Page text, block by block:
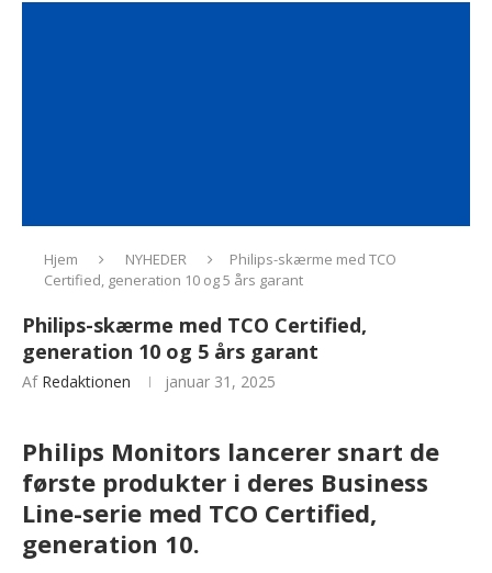
Hjem NYHEDER
Philips-skærme med TCO
Certified, generation 10 og 5 års garant
Philips-skærme med TCO Certified,
generation 10 og 5 års garant
Af Redaktionen januar 31, 2025
Philips Monitors lancerer snart de
første produkter i deres Business
Line-serie med TCO Certified,
generation 10.